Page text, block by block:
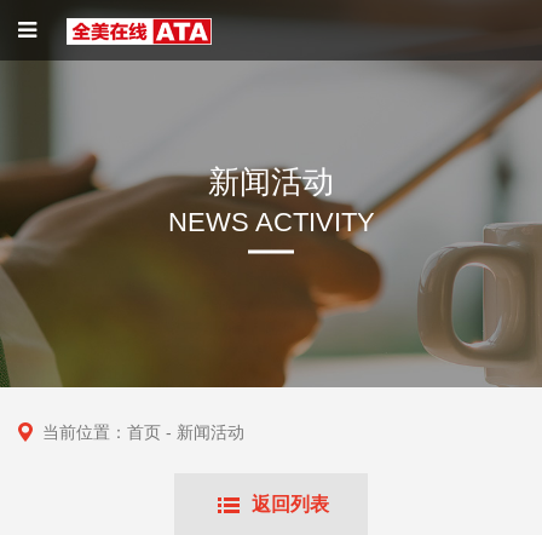
新闻活动
NEWS ACTIVITY
当前位置： 首页 - 新闻活动
返回列表